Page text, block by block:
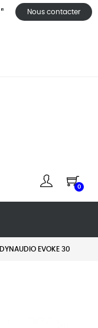
Nous contacter
0
DYNAUDIO EVOKE 30